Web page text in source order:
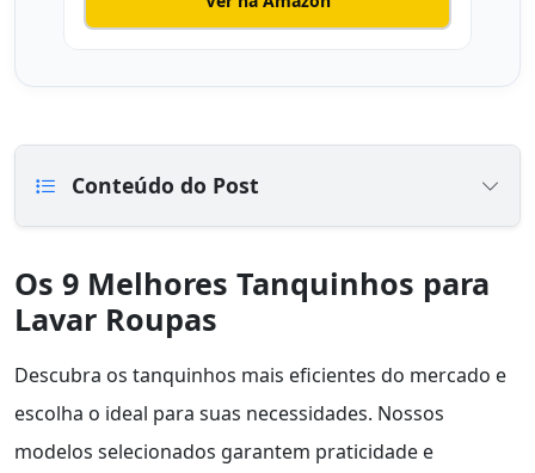
Conteúdo do Post
Os 9 Melhores Tanquinhos para
Lavar Roupas
Descubra os tanquinhos mais eficientes do mercado e
escolha o ideal para suas necessidades. Nossos
modelos selecionados garantem praticidade e